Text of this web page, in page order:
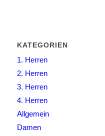
KATEGORIEN
1. Herren
2. Herren
3. Herren
4. Herren
Allgemein
Damen